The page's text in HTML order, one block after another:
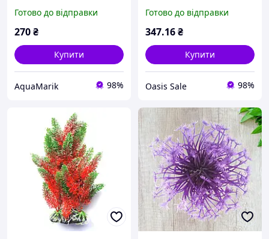
Готово до відправки
270₴
Купити
AquaMarik 98%
Готово до відправки
347.16₴
Купити
Oasis Sale 98%